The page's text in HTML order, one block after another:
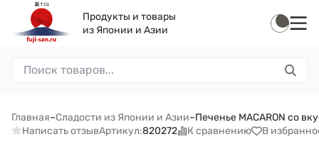
Продукты и товары
из Японии и Азии
Главная–Сладости из Японии и Азии–Печенье MACARON со
Написать отзывАртикул:820272 К сравнению В